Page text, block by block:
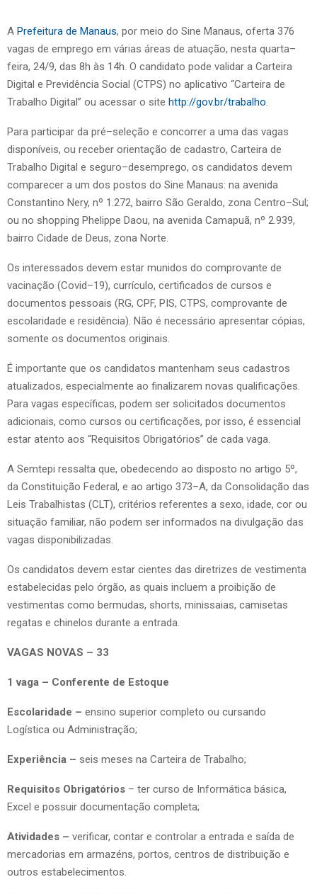
A Prefeitura de Manaus, por meio do Sine Manaus, oferta 376
vagas de emprego em várias áreas de atuação, nesta quarta–
feira, 24/9, das 8h às 14h. O candidato pode validar a Carteira
Digital e Previdência Social (CTPS) no aplicativo “Carteira de
Trabalho Digital” ou acessar o site http://gov.br/trabalho.
Para participar da pré–seleção e concorrer a uma das vagas
disponíveis, ou receber orientação de cadastro, Carteira de
Trabalho Digital e seguro–desemprego, os candidatos devem
comparecer a um dos postos do Sine Manaus: na avenida
Constantino Nery, nº 1.272, bairro São Geraldo, zona Centro–Sul;
ou no shopping Phelippe Daou, na avenida Camapuã, nº 2.939,
bairro Cidade de Deus, zona Norte.
Os interessados devem estar munidos do comprovante de
vacinação (Covid–19), currículo, certificados de cursos e
documentos pessoais (RG, CPF, PIS, CTPS, comprovante de
escolaridade e residência). Não é necessário apresentar cópias,
somente os documentos originais.
É importante que os candidatos mantenham seus cadastros
atualizados, especialmente ao finalizarem novas qualificações.
Para vagas específicas, podem ser solicitados documentos
adicionais, como cursos ou certificações, por isso, é essencial
estar atento aos “Requisitos Obrigatórios” de cada vaga.
A Semtepi ressalta que, obedecendo ao disposto no artigo 5º,
da Constituição Federal, e ao artigo 373–A, da Consolidação das
Leis Trabalhistas (CLT), critérios referentes a sexo, idade, cor ou
situação familiar, não podem ser informados na divulgação das
vagas disponibilizadas.
Os candidatos devem estar cientes das diretrizes de vestimenta
estabelecidas pelo órgão, as quais incluem a proibição de
vestimentas como bermudas, shorts, minissaias, camisetas
regatas e chinelos durante a entrada.
VAGAS NOVAS – 33
1 vaga – Conferente de Estoque
Escolaridade – ensino superior completo ou cursando
Logística ou Administração;
Experiência – seis meses na Carteira de Trabalho;
Requisitos Obrigatórios – ter curso de Informática básica,
Excel e possuir documentação completa;
Atividades – verificar, contar e controlar a entrada e saída de
mercadorias em armazéns, portos, centros de distribuição e
outros estabelecimentos.